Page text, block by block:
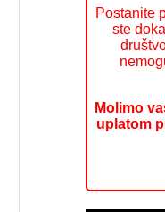
Postanite
ste
Molimo
uplatom